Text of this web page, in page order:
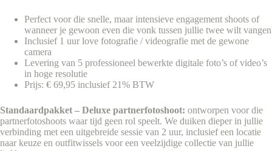
Perfect voor die snelle, maar intensieve engagement shoots of
wanneer je gewoon even die vonk tussen jullie twee wilt vangen
Inclusief 1 uur love fotografie / videografie met de gewone
camera
Levering van 5 professioneel bewerkte digitale foto’s of video’s
in hoge resolutie
Prijs: € 69,95 inclusief 21% BTW
Standaardpakket – Deluxe partnerfotoshoot: ontworpen voor die
partnerfotoshoots waar tijd geen rol speelt. We duiken dieper in jullie
verbinding met een uitgebreide sessie van 2 uur, inclusief een locatie
naar keuze en outfitwissels voor een veelzijdige collectie van jullie